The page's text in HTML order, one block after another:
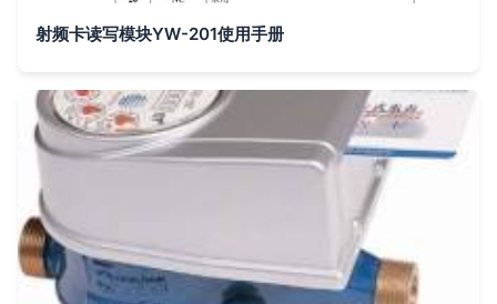
射频卡读写模块YW-201使用手册